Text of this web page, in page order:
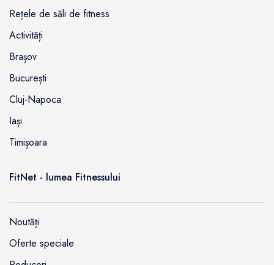
Rețele de săli de fitness
Activități
Brașov
București
Cluj-Napoca
Iași
Timișoara
FitNet - lumea Fitnessului
Noutăți
Oferte speciale